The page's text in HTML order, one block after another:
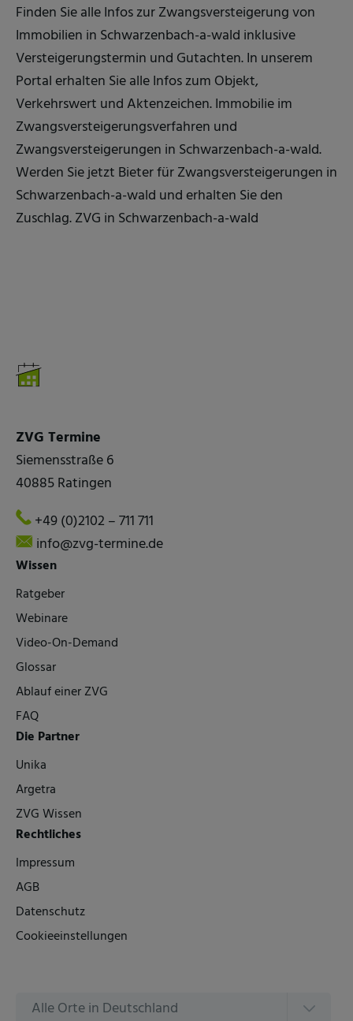
Finden Sie alle Infos zur Zwangsversteigerung von
Immobilien in Schwarzenbach-a-wald inklusive
Versteigerungstermin und Gutachten. In unserem
Portal erhalten Sie alle Infos zum Objekt,
Verkehrswert und Aktenzeichen. Immobilie im
Zwangsversteigerungsverfahren und
Zwangsversteigerungen in Schwarzenbach-a-wald.
Werden Sie jetzt Bieter für Zwangsversteigerungen in
Schwarzenbach-a-wald und erhalten Sie den
Zuschlag. ZVG in Schwarzenbach-a-wald
ZVG Termine
Siemensstraße 6
40885 Ratingen
+49 (0)2102 – 711 711
info@zvg-termine.de
Wissen
Ratgeber
Webinare
Video-On-Demand
Glossar
Ablauf einer ZVG
FAQ
Die Partner
Unika
Argetra
ZVG Wissen
Rechtliches
Impressum
AGB
Datenschutz
Cookieeinstellungen
Alle Orte in Deutschland